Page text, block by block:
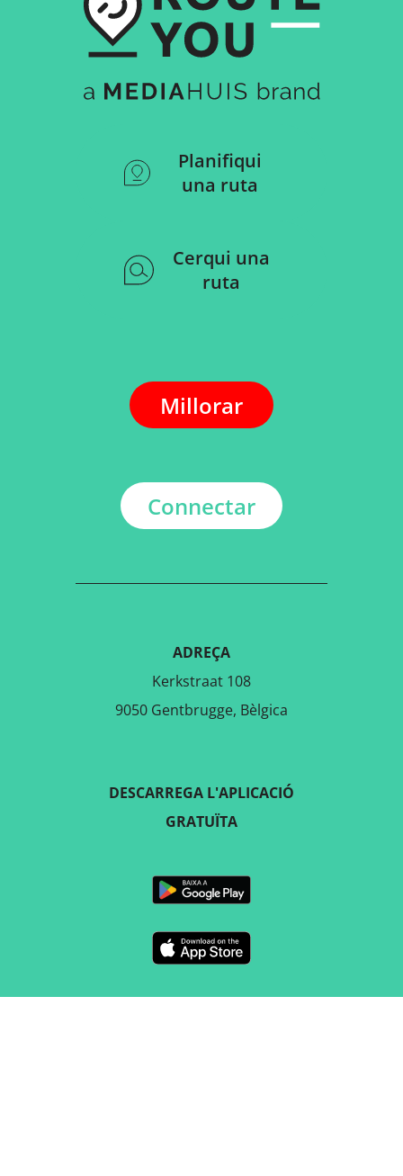
Planifiqui
una ruta
Cerqui una
ruta
Millorar
Connectar
ADREÇA
Kerkstraat 108
9050 Gentbrugge, Bèlgica
DESCARREGA L'APLICACIÓ
GRATUÏTA